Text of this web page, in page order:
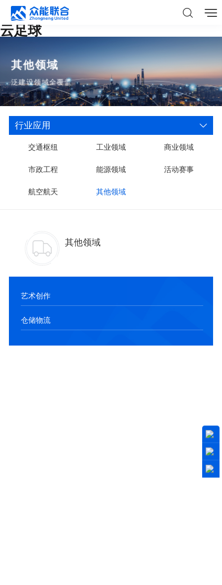
云足球
其他领域
泛建设领域全覆盖
行业应用
交通枢纽 工业领域 商业领域
市政工程 能源领域 活动赛事
航空航天 其他领域
其他领域
艺术创作
仓储物流